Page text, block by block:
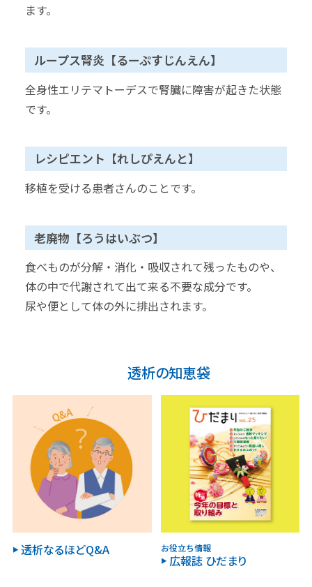
ます。
ループス腎炎【るーぷすじんえん】
全身性エリテマトーデスで腎臓に障害が起きた状態
です。
レシピエント【れしぴえんと】
移植を受ける患者さんのことです。
老廃物【ろうはいぶつ】
食べものが分解・消化・吸収されて残ったものや、
体の中で代謝されて出て来る不要な成分です。
尿や便として体の外に排出されます。
透析の知恵袋
透析なるほどQ&A お役立ち情報
広報誌 ひだまり